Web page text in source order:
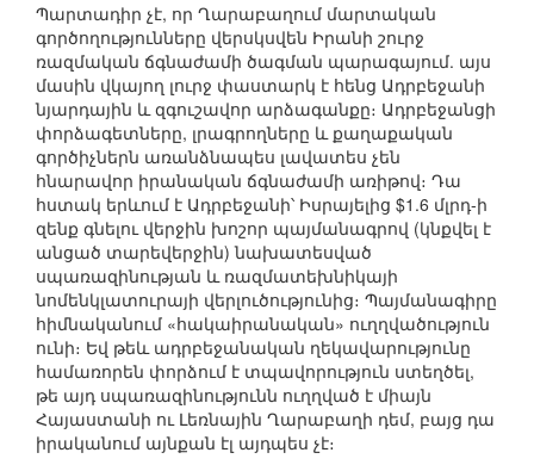
Պարտադիր չէ, որ Ղարաբաղում մարտական
գործողությունները վերսկսվեն Իրանի շուրջ
ռազմական ճգնաժամի ծագման պարագայում. այս
մասին վկայող լուրջ փաստարկ է հենց Ադրբեջանի
նյարդային և զգուշավոր արձագանքը։ Ադրբեջանցի
փորձագետները, լրագրողները և քաղաքական
գործիչներն առանձնապես լավատես չեն
հնարավոր իրանական ճգնաժամի առիթով։ Դա
հստակ երևում է Ադրբեջանի՝ Իսրայելից $1.6 մլրդ-ի
զենք գնելու վերջին խոշոր պայմանագրով (կնքվել է
անցած տարեվերջին) նախատեսված
սպառազինության և ռազմատեխնիկայի
նոմենկլատուրայի վերլուծությունից։ Պայմանագիրը
հիմնականում «հակաիրանական» ուղղվածություն
ունի։ Եվ թեև ադրբեջանական ղեկավարությունը
համառորեն փորձում է տպավորություն ստեղծել,
թե այդ սպառազինությունն ուղղված է միայն
Հայաստանի ու Լեռնային Ղարաբաղի դեմ, բայց դա
իրականում այնքան էլ այդպես չէ։